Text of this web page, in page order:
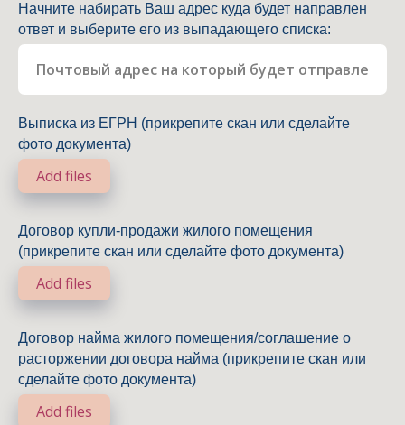
Начните набирать Ваш адрес куда будет направлен
ответ и выберите его из выпадающего списка:
Выписка из ЕГРН (прикрепите скан или сделайте
фото документа)
Add files
Договор купли-продажи жилого помещения
(прикрепите скан или сделайте фото документа)
Add files
Договор найма жилого помещения/соглашение о
расторжении договора найма (прикрепите скан или
сделайте фото документа)
Add files